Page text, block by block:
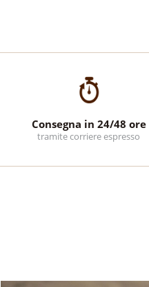
Consegna in 24/48 ore
tramite corriere espresso